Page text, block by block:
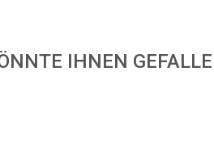
IHNEN